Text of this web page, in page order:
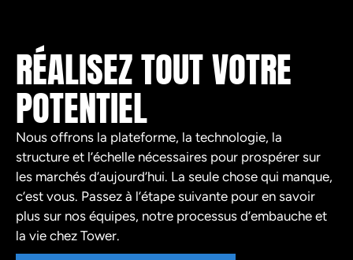
RÉALISEZ TOUT VOTRE
POTENTIEL
Nous offrons la plateforme, la technologie, la
structure et l’échelle nécessaires pour prospérer sur
les marchés d’aujourd’hui. La seule chose qui manque,
c’est vous. Passez à l’étape suivante pour en savoir
plus sur nos équipes, notre processus d’embauche et
la vie chez Tower.